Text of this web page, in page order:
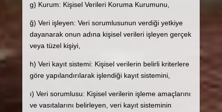
g) Kurum: Kişisel Verileri Koruma Kurumunu,
ğ) Veri işleyen: Veri sorumlusunun verdiği yetkiye
dayanarak onun adına kişisel verileri işleyen gerçek
veya tüzel kişiyi,
h) Veri kayıt sistemi: Kişisel verilerin belirli kriterlere
göre yapılandırılarak işlendiği kayıt sistemini,
ı) Veri sorumlusu: Kişisel verilerin işleme amaçlarını
ve vasıtalarını belirleyen, veri kayıt sisteminin